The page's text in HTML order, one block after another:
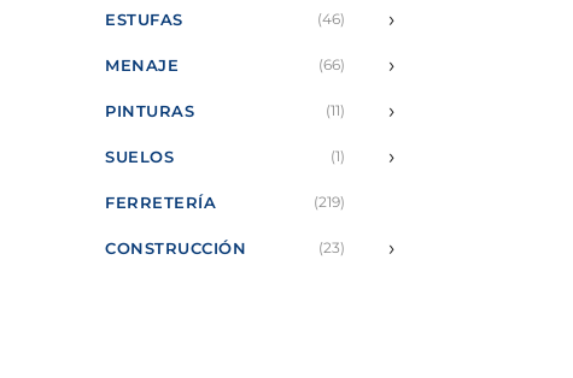
ESTUFAS (46) ›
MENAJE (66) ›
PINTURAS (11) ›
SUELOS (1) ›
FERRETERÍA (219)
CONSTRUCCIÓN (23) ›